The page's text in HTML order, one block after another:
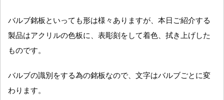
バルブ銘板といっても形は様々ありますが、本日ご紹介する
製品はアクリルの色板に、表彫刻をして着色、拭き上げした
ものです。
バルブの識別をする為の銘板なので、文字はバルブごとに変
わります。